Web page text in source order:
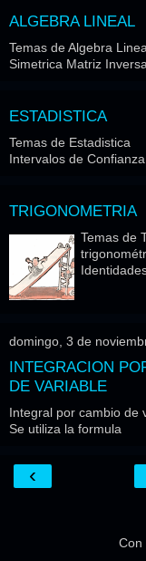
ALGEBRA LINEAL
Temas de Algebra
Simetrica Matriz Inversa
ESTADISTICA
Temas de
Intervalos de Confianza .
TRIGONOMETRIA
Temas de
domingo, 3 de
INTEGRACION
DE VARIABLE
Integral por
Se utiliza la
‹
Con